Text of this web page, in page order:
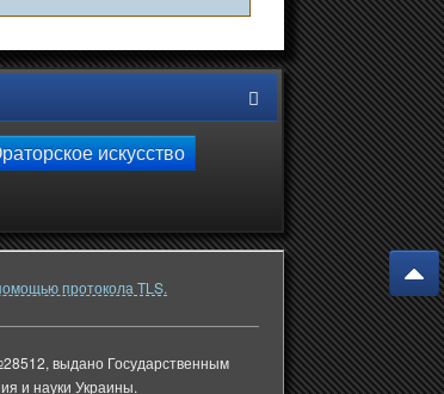
искусство
протокола TLS.
выдано Государственным
и науки Украины.